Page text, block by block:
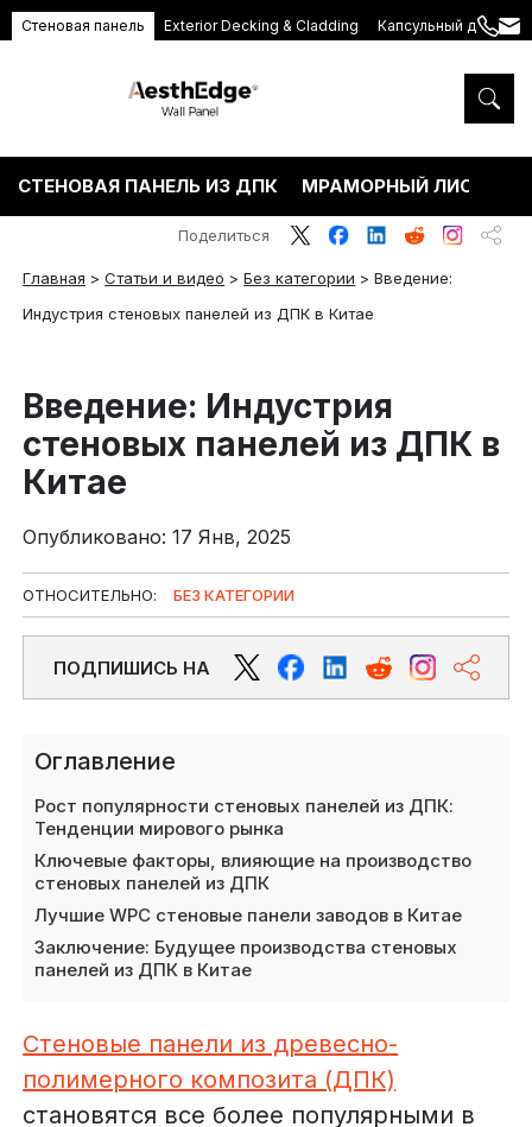
Стеновая панель Exterior Decking & Cladding Капсульный дом
+86
5575
СТЕНОВАЯ ПАНЕЛЬ ИЗ ДПК МРАМОРНЫЙ ЛИСТ ПВХ
Главная >Статьи и видео >Без категории >Введение:
Индустрия стеновых панелей из ДПК в Китае
Поделиться
Введение: Индустрия
стеновых панелей из ДПК в
Китае
Опубликовано: 17 Янв, 2025
ОТНОСИТЕЛЬНО: БЕЗ КАТЕГОРИИ
ПОДПИШИСЬ НА
Оглавление
Рост популярности стеновых панелей из ДПК:
Тенденции мирового рынка
Ключевые факторы, влияющие на производство
стеновых панелей из ДПК
Лучшие WPC стеновые панели заводов в Китае
Заключение: Будущее производства стеновых
панелей из ДПК в Китае
Стеновые панели из древесно-
полимерного композита (ДПК)
становятся все более популярными в